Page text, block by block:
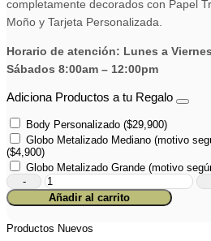
completamente decorados con Papel
Moño y Tarjeta Personalizada.
Horario de atención: Lunes a
Sábados 8:00am – 12:00pm
Adiciona Productos a tu Regalo
Body Personalizado ($29,900)
Globo Metalizado Mediano (motivo
($4,900)
Globo Metalizado Grande (motivo
Caja
BABY
BUNNY
Añadir al carrito
Productos Nuevos